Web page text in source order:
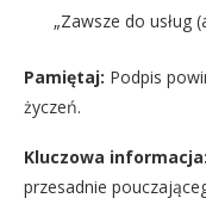
„Zawsze do usług
Pamiętaj: Podpis
życzeń.
Kluczowa informacja:
przesadnie